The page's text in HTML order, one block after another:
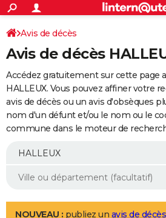
ACTUALITÉS
Politique
Société
Faits Divers
Education
Monde
Villes
+
SPORT
Coupe du monde 2026
Football
Tennis
Cyclisme
Rugby
Forum
Programme TV
TNT
Streaming
Cinéma
Sorties cinéma
Musique
+
FINANCE
Retraite
Epargne
Immobilier
Risques naturels par ville
Banque
Assurance
AUTO
Essais
Réserver un essai
Citadines
Berlines
SUV
Forum auto
+
Mobiles
Meilleur smartphone
Internet
Ordinateurs
Jeux vidéo
Guide high-tech
Aménagement intérieur
LIFESTYLE
Avis de décès
Avis de décès
Accédez gratuitement sur cette page
HALLEUX. Vous pouvez affiner votre
avis de décès ou un avis d'obsèques
nom d'un défunt et/ou le nom ou le
commune dans le moteur de
NOUVEAU : publiez un avis de